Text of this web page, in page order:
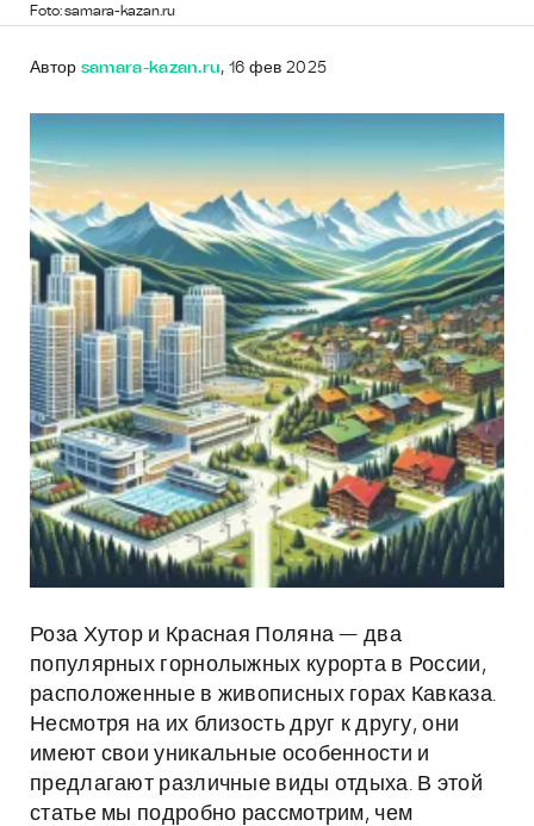
Foto: samara-kazan.ru
Автор samara-kazan.ru, 16 фев 2025
Роза Хутор и Красная Поляна — два
популярных горнолыжных курорта в России,
расположенные в живописных горах Кавказа.
Несмотря на их близость друг к другу, они
имеют свои уникальные особенности и
предлагают различные виды отдыха. В этой
статье мы подробно рассмотрим, чем